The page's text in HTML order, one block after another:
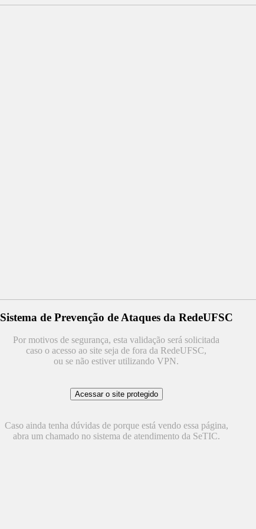
Sistema de Prevenção de Ataques da RedeUFSC
Por motivos de segurança, esta validação será solicitada
caso o acesso ao site seja de fora da RedeUFSC,
ou se não estiver utilizando VPN.
Caso ainda tenha dúvidas de porque está vendo essa página,
abra um chamado no sistema de atendimento da SeTIC.